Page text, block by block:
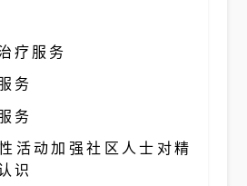
疗服务
务
务
活动加强社区人士对精
识